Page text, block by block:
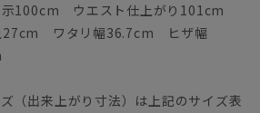
示100cm ウエスト仕上がり101cm
27cm ワタリ幅36.7cm ヒザ幅
（出来上がり寸法）は上記のサイズ表